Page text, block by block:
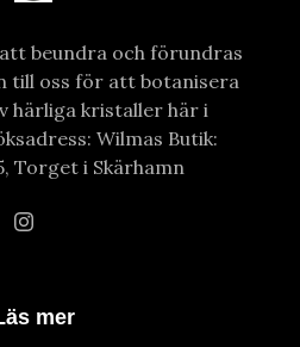
beundra och förundras
till oss för att botanisera
härliga kristaller här i
Wilmas Butik:
Torget i Skärhamn
mer